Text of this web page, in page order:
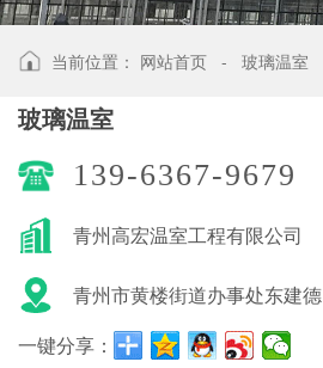
当前位置： 网站首页 - 玻璃温室
玻璃温室
139-6367-9679
青州高宏温室工程有限公司
青州市黄楼街道办事处东建德
一键分享：